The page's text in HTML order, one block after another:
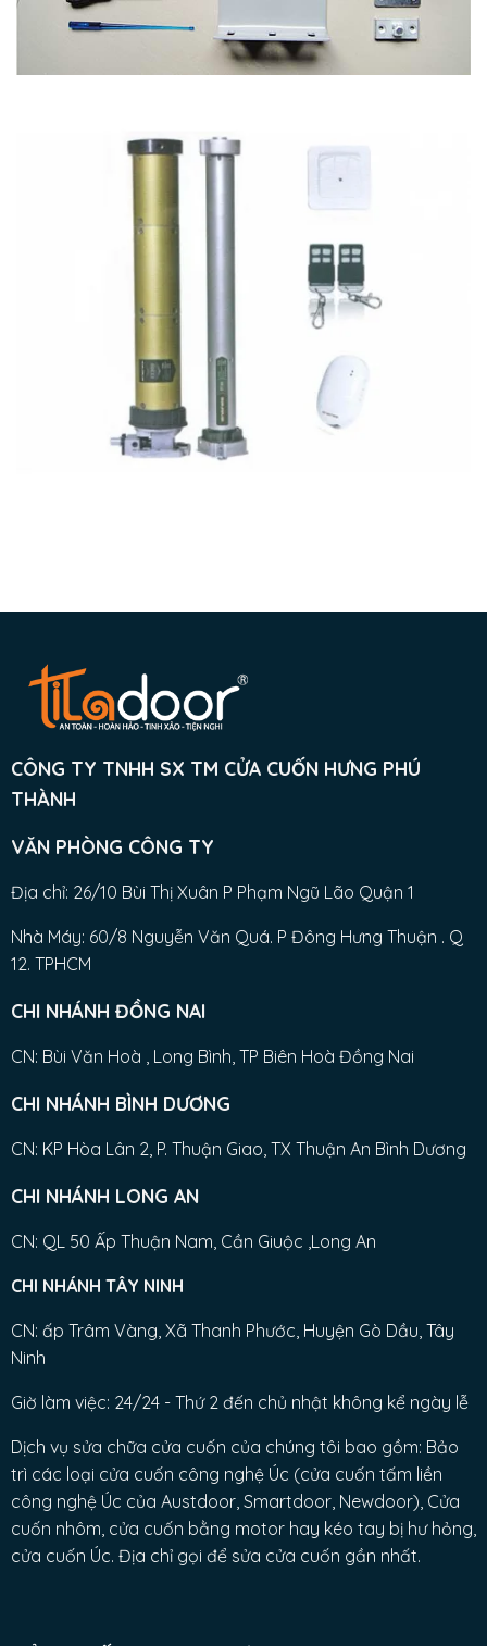
CÔNG TY TNHH SX TM CỬA CUỐN HƯNG PHÚ
THÀNH
VĂN PHÒNG CÔNG TY
Địa chỉ: 26/10 Bùi Thị Xuân P Phạm Ngũ Lão Quận 1
Nhà Máy: 60/8 Nguyễn Văn Quá. P Đông Hưng Thuận . Q
12. TPHCM
CHI NHÁNH ĐỒNG NAI
CN: Bùi Văn Hoà , Long Bình, TP Biên Hoà Đồng Nai
CHI NHÁNH BÌNH DƯƠNG
CN: KP Hòa Lân 2, P. Thuận Giao, TX Thuận An Bình Dương
CHI NHÁNH LONG AN
CN: QL 50 Ấp Thuận Nam, Cần Giuộc ,Long An
CHI NHÁNH TÂY NINH
CN: ấp Trâm Vàng, Xã Thanh Phước, Huyện Gò Dầu, Tây
Ninh
Giờ làm việc: 24/24 - Thứ 2 đến chủ nhật không kể ngày lễ
Dịch vụ sửa chữa cửa cuốn của chúng tôi bao gồm: Bảo
trì các loại cửa cuốn công nghệ Úc (cửa cuốn tấm liền
công nghệ Úc của Austdoor, Smartdoor, Newdoor), Cửa
cuốn nhôm, cửa cuốn bằng motor hay kéo tay bị hư hỏng,
cửa cuốn Úc. Địa chỉ gọi để sửa cửa cuốn gần nhất.